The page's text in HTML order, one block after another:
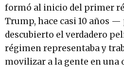
formó al inicio del primer
Trump, hace casi 10 años
descubierto el verdadero
régimen representaba y
movilizar a la gente en una